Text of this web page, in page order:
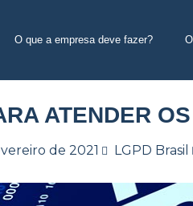
O que a empresa deve fazer?
ATENDER
de 2021 LGPD Brasil